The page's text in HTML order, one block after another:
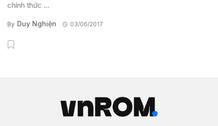
chính thức ...
By Duy Nghiện 03/06/2017